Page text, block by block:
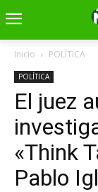
Inicio POLÍTICA
POLÍTICA
El juez
«Think
Pablo